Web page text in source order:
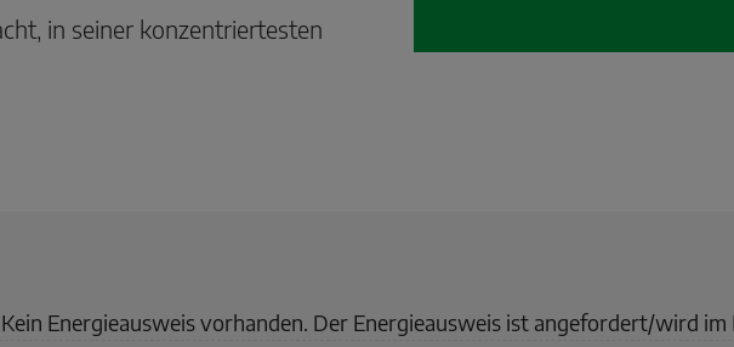
in seiner konzentriertesten
Kein Energieausweis vorhanden. Der Energieausweis ist angefordert/wird